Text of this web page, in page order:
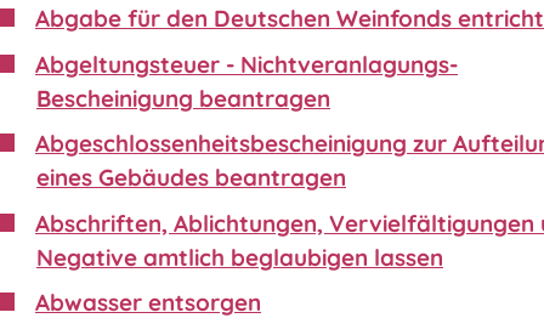
Abgabe für den Deutschen Weinfonds
Abgeltungsteuer - Nichtveranlagungs-
Bescheinigung beantragen
Abgeschlossenheitsbescheinigung zur
eines Gebäudes beantragen
Abschriften, Ablichtungen, Vervielfältigungen
Negative amtlich beglaubigen lassen
Abwasser entsorgen